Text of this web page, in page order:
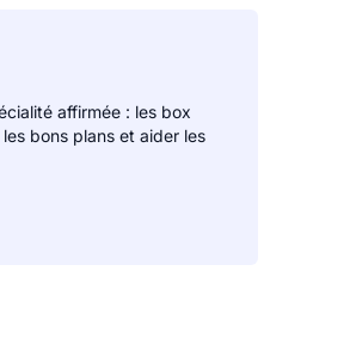
affirmée : les box
bons plans et aider les